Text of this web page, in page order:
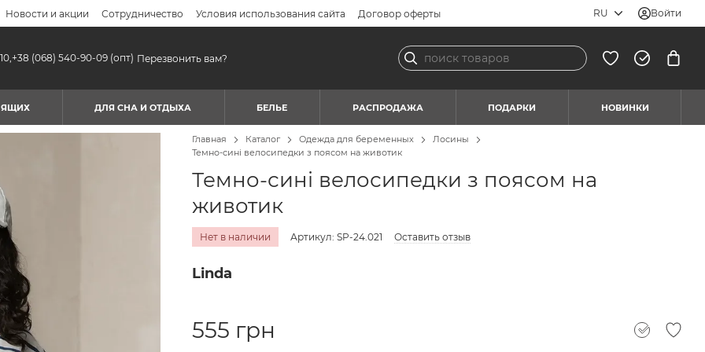
Новости и акции Сотрудничество Условия использования сайта Договор оферты RU Войти
+38 (068) 540-90-09 (опт) Перезвонить вам?
ДЛЯ СНА И ОТДЫХА БЕЛЬЕ РАСПРОДАЖА ПОДАРКИ НОВИНКИ
Главная Каталог Одежда для беременных
Лосины
Темно-сині велосипедки з поясом на животик
Темно-сині велосипедки з поясом на
животик
Нет в наличии Артикул: SP-24.021 Оставить отзыв
Linda
555 грн